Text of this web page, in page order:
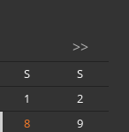
>>
S
S
1
2
8
9